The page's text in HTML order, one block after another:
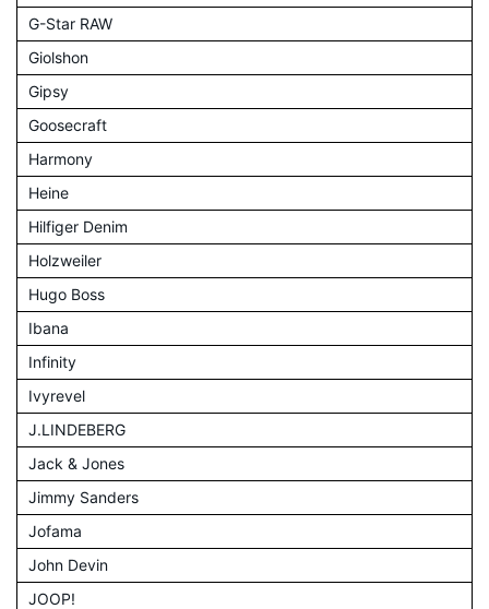
G-Star RAW
Giolshon
Gipsy
Goosecraft
Harmony
Heine
Hilfiger Denim
Holzweiler
Hugo Boss
Ibana
Infinity
Ivyrevel
J.LINDEBERG
Jack & Jones
Jimmy Sanders
Jofama
John Devin
JOOP!